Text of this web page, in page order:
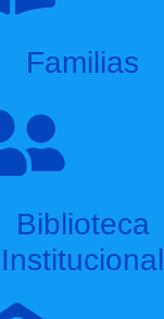
Familias
Biblioteca
Institucional